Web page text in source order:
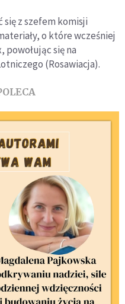
z szefem komisji
o które wcześniej
powołując się na
(Rosawiacja).